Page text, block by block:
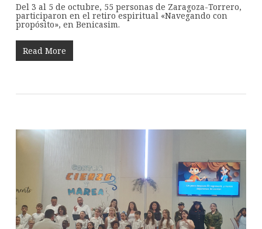
Del 3 al 5 de octubre, 55 personas de Zaragoza-Torrero,
participaron en el retiro espiritual «Navegando con
propósito», en Benicasim.
Read More